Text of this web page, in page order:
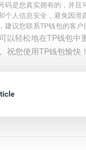
码是您真实拥有的，并且
个人信息安全，避免因泄
建议您联系TP钱包的客户
以轻松地在TP钱包
祝您使用TP钱包愉快！